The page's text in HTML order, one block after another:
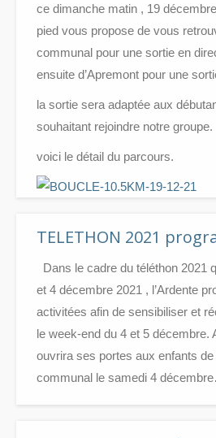
ce dimanche matin , 19
pied vous propose de vous
communal pour une sortie en
ensuite d’Apremont pour une
la sortie sera adaptée aux
souhaitant rejoindre notre groupe.
voici le détail du parcours.
TELETHON 2021
Dans le cadre du téléthon 2021
et 4 décembre 2021 , l’Ardente
activitées afin de sensibiliser et
le week-end du 4 et 5 décembre.
ouvrira ses portes aux enfants
communal le samedi 4